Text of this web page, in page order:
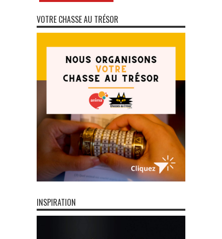
VOTRE CHASSE AU TRÉSOR
INSPIRATION